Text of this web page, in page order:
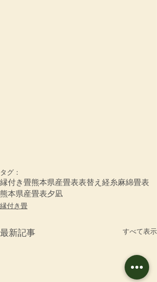
タグ：
縁付き畳熊本県産畳表表替え経糸麻綿畳表
熊本県産畳表夕凪
縁付き畳
最新記事 すべて表示